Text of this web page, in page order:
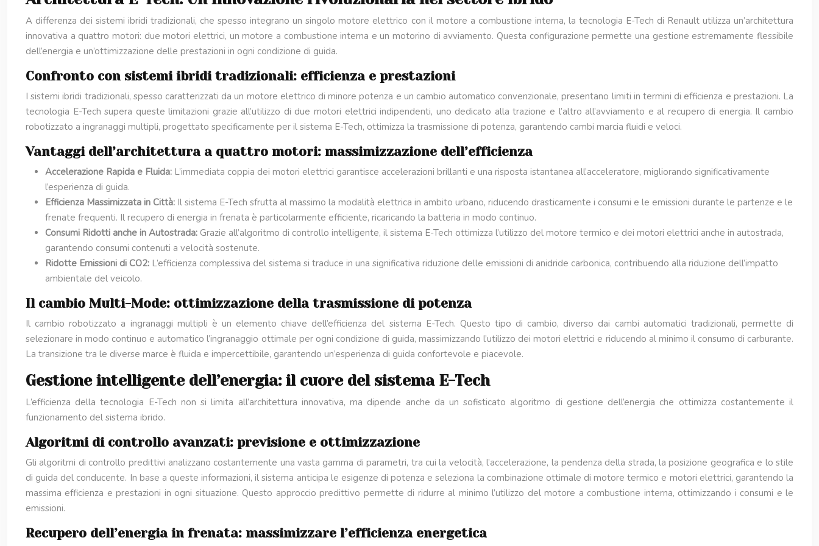
A differenza dei sistemi ibridi tradizionali, che spesso integrano un singolo motore elettrico con il motore a combustione interna, la tecnologia E-Tech di Renault utilizza un’architettura
innovativa a quattro motori: due motori elettrici, un motore a combustione interna e un motorino di avviamento. Questa configurazione permette una gestione estremamente flessibile
dell’energia e un’ottimizzazione delle prestazioni in ogni condizione di guida.
Confronto con sistemi ibridi tradizionali: efficienza e prestazioni
I sistemi ibridi tradizionali, spesso caratterizzati da un motore elettrico di minore potenza e un cambio automatico convenzionale, presentano limiti in termini di efficienza e prestazioni. La
tecnologia E-Tech supera queste limitazioni grazie all’utilizzo di due motori elettrici indipendenti, uno dedicato alla trazione e l’altro all’avviamento e al recupero di energia. Il cambio
robotizzato a ingranaggi multipli, progettato specificamente per il sistema E-Tech, ottimizza la trasmissione di potenza, garantendo cambi marcia fluidi e veloci.
Vantaggi dell’architettura a quattro motori: massimizzazione dell’efficienza
Accelerazione Rapida e Fluida: L’immediata coppia dei motori elettrici garantisce accelerazioni brillanti e una risposta istantanea all’acceleratore, migliorando significativamente
l’esperienza di guida.
Efficienza Massimizzata in Città: Il sistema E-Tech sfrutta al massimo la modalità elettrica in ambito urbano, riducendo drasticamente i consumi e le emissioni durante le partenze e le
frenate frequenti. Il recupero di energia in frenata è particolarmente efficiente, ricaricando la batteria in modo continuo.
Consumi Ridotti anche in Autostrada: Grazie all’algoritmo di controllo intelligente, il sistema E-Tech ottimizza l’utilizzo del motore termico e dei motori elettrici anche in autostrada,
garantendo consumi contenuti a velocità sostenute.
Ridotte Emissioni di CO2: L’efficienza complessiva del sistema si traduce in una significativa riduzione delle emissioni di anidride carbonica, contribuendo alla riduzione dell’impatto
ambientale del veicolo.
Il cambio Multi-Mode: ottimizzazione della trasmissione di potenza
Il cambio robotizzato a ingranaggi multipli è un elemento chiave dell’efficienza del sistema E-Tech. Questo tipo di cambio, diverso dai cambi automatici tradizionali, permette di
selezionare in modo continuo e automatico l’ingranaggio ottimale per ogni condizione di guida, massimizzando l’utilizzo dei motori elettrici e riducendo al minimo il consumo di carburante.
La transizione tra le diverse marce è fluida e impercettibile, garantendo un’esperienza di guida confortevole e piacevole.
Gestione intelligente dell’energia: il cuore del sistema E-Tech
L’efficienza della tecnologia E-Tech non si limita all’architettura innovativa, ma dipende anche da un sofisticato algoritmo di gestione dell’energia che ottimizza costantemente il
funzionamento del sistema ibrido.
Algoritmi di controllo avanzati: previsione e ottimizzazione
Gli algoritmi di controllo predittivi analizzano costantemente una vasta gamma di parametri, tra cui la velocità, l’accelerazione, la pendenza della strada, la posizione geografica e lo stile
di guida del conducente. In base a queste informazioni, il sistema anticipa le esigenze di potenza e seleziona la combinazione ottimale di motore termico e motori elettrici, garantendo la
massima efficienza e prestazioni in ogni situazione. Questo approccio predittivo permette di ridurre al minimo l’utilizzo del motore a combustione interna, ottimizzando i consumi e le
emissioni.
Recupero dell’energia in frenata: massimizzare l’efficienza energetica